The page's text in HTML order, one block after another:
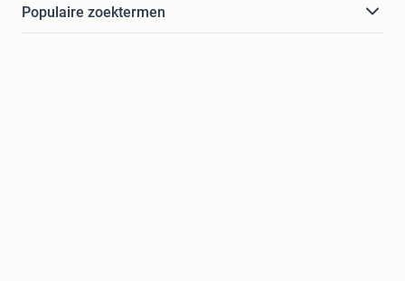
Populaire zoektermen